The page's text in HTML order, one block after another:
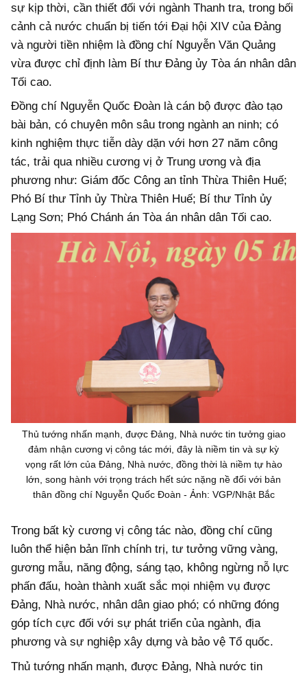
sự kịp thời, cần thiết đối với ngành Thanh tra, trong bối
cảnh cả nước chuẩn bị tiến tới Đại hội XIV của Đảng
và người tiền nhiệm là đồng chí Nguyễn Văn Quảng
vừa được chỉ định làm Bí thư Đảng ủy Tòa án nhân dân
Tối cao.
Đồng chí Nguyễn Quốc Đoàn là cán bộ được đào tạo
bài bản, có chuyên môn sâu trong ngành an ninh; có
kinh nghiệm thực tiễn dày dặn với hơn 27 năm công
tác, trải qua nhiều cương vị ở Trung ương và địa
phương như: Giám đốc Công an tỉnh Thừa Thiên Huế;
Phó Bí thư Tỉnh ủy Thừa Thiên Huế; Bí thư Tỉnh ủy
Lạng Sơn; Phó Chánh án Tòa án nhân dân Tối cao.
Thủ tướng nhấn mạnh, được Đảng, Nhà nước tin tưởng giao
đảm nhận cương vị công tác mới, đây là niềm tin và sự kỳ
vọng rất lớn của Đảng, Nhà nước, đồng thời là niềm tự hào
lớn, song hành với trọng trách hết sức nặng nề đối với bản
thân đồng chí Nguyễn Quốc Đoàn - Ảnh: VGP/Nhật Bắc
Trong bất kỳ cương vị công tác nào, đồng chí cũng
luôn thể hiện bản lĩnh chính trị, tư tưởng vững vàng,
gương mẫu, năng động, sáng tạo, không ngừng nỗ lực
phấn đấu, hoàn thành xuất sắc mọi nhiệm vụ được
Đảng, Nhà nước, nhân dân giao phó; có những đóng
góp tích cực đối với sự phát triển của ngành, địa
phương và sự nghiệp xây dựng và bảo vệ Tổ quốc.
Thủ tướng nhấn mạnh, được Đảng, Nhà nước tin